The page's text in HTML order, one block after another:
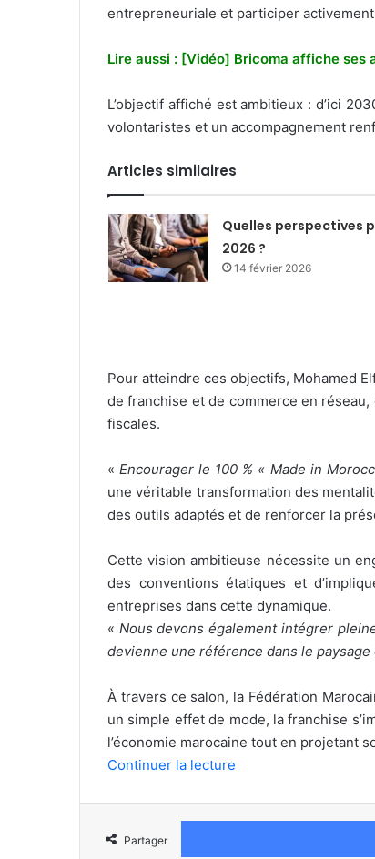
entrepreneuriale et participer
Lire aussi : [Vidéo] Bricoma affiche ses
L’objectif affiché est ambitieux : d’ici
volontaristes et un accompagnement
Articles similaires
Quelles perspectives
2026 ?
14 février 2026
Pour atteindre ces objectifs, Mohamed
de franchise et de commerce en
fiscales.
«Encourager le 100 % « Made in
une véritable transformation des
des outils adaptés et de renforcer la
Cette vision ambitieuse nécessite un
des conventions étatiques et
entreprises dans cette dynamique.
« Nous devons également intégrer
devienne une référence dans le
À travers ce salon, la Fédération
un simple effet de mode, la franchise
l’économie marocaine tout en projetant
Continuer la lecture
Partager